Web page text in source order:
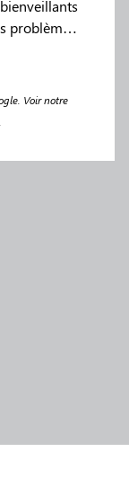
problèmes
Voir notre